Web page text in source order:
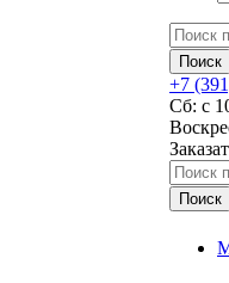
+7
Сб: c